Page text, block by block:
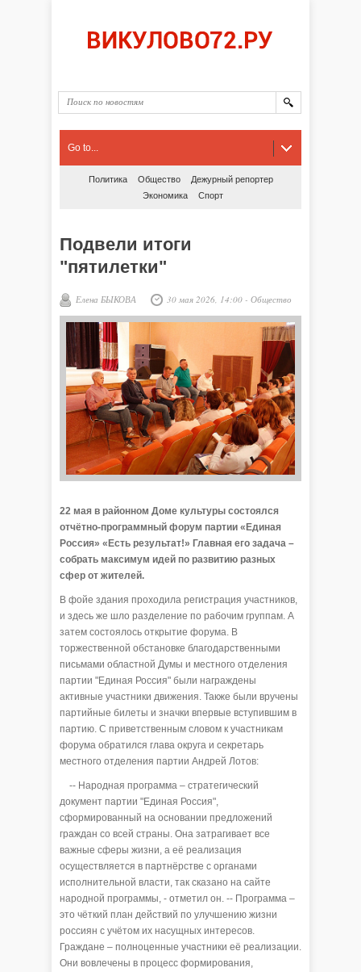
Go to...
Политика Общество
Дежурный репортер
Экономика
Спорт
Подвели итоги
"пятилетки"
Елена БЫКОВА 30 мая 2026, 14:00 - Общество
22 мая в районном Доме культуры состоялся
отчётно-программный форум партии «Единая
Россия» «Есть результат!» Главная его задача –
собрать максимум идей по развитию разных
сфер от жителей.
В фойе здания проходила регистрация участников,
и здесь же шло разделение по рабочим группам. А
затем состоялось открытие форума. В
торжественной обстановке благодарственными
письмами областной Думы и местного отделения
партии "Единая Россия" были награждены
активные участники движения. Также были вручены
партийные билеты и значки впервые вступившим в
партию. С приветственным словом к участникам
форума обратился глава округа и секретарь
местного отделения партии Андрей Лотов:
-- Народная программа – стратегический
документ партии "Единая Россия",
сформированный на основании предложений
граждан со всей страны. Она затрагивает все
важные сферы жизни, а её реализация
осуществляется в партнёрстве с органами
исполнительной власти, так сказано на сайте
народной программы, - отметил он. -- Программа –
это чёткий план действий по улучшению жизни
россиян с учётом их насущных интересов.
Граждане – полноценные участники её реализации.
Они вовлечены в процесс формирования,